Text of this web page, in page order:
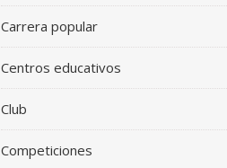
Carrera popular
Centros educativos
Club
Competiciones